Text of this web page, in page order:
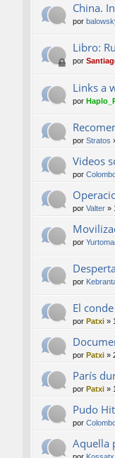
China.
por
Libro:
por
Links a
por
por Stratos
Videos
por
por Valter »
por
por
El
por Patxi »
por Patxi »
París
por Patxi »
Pudo
por
Aquella